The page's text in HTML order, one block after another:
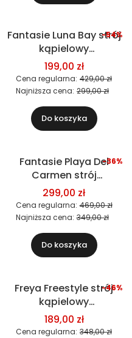
Okazja
Fantasie Luna Bay strój
kąpielowy
jednoczęściowy, czarny
199,00 zł
Cena regularna: 429,00 zł
-54%
Najniższa cena: 299,00 zł
Do koszyka
Okazja
Fantasie Playa Del
Carmen strój
kąpielowy
jednoczęściowy
299,00 zł
Cena regularna: 469,00 zł
-36%
Najniższa cena: 349,00 zł
Do koszyka
Okazja
Freya Freestyle strój
kąpielowy
jednoczęściowy, czarny
189,00 zł
Cena regularna: 348,00 zł
-46%